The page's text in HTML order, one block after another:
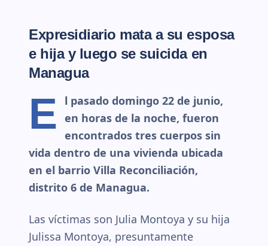
Expresidiario mata a su esposa
e hija y luego se suicida en
Managua
E
l pasado domingo 22 de junio,
en horas de la noche, fueron
encontrados tres cuerpos sin
vida dentro de una vivienda ubicada
en el barrio Villa Reconciliación,
distrito 6 de Managua.
Las víctimas son Julia Montoya y su hija
Julissa Montoya, presuntamente